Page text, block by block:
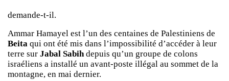
demande-t-il.
Ammar Hamayel est l’un des centaines de Palestiniens de
Beita qui ont été mis dans l’impossibilité d’accéder à leur
terre sur Jabal Sabihdepuis qu’un groupe de colons
israéliens a installé un avant-poste illégal au sommet de la
montagne, en mai dernier.